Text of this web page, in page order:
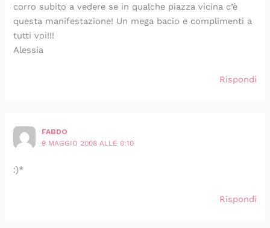
corro subito a vedere se in qualche piazza vicina c’è
questa manifestazione! Un mega bacio e complimenti a
tutti voi!!!
Alessia
Rispondi
FABDO
9 MAGGIO 2008 ALLE 0:10
:)*
Rispondi